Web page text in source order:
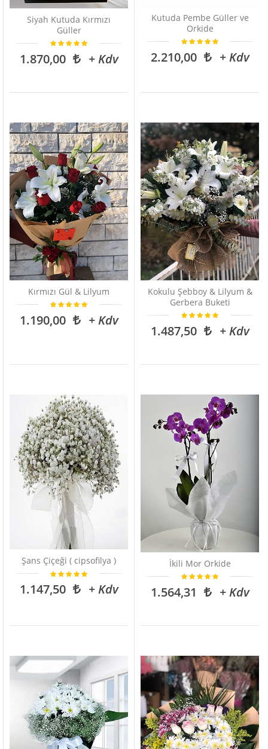
Siyah Kutuda Kırmızı
Güller
1.870,00 + Kdv
Kutuda Pembe Güller ve
Orkide
2.210,00 + Kdv
Kırmızı Gül & Lilyum
1.190,00 + Kdv
Kokulu Şebboy & Lilyum &
Gerbera Buketi
1.487,50 + Kdv
Şans Çiçeği ( cipsofilya )
1.147,50 + Kdv
İkili Mor Orkide
1.564,31 + Kdv